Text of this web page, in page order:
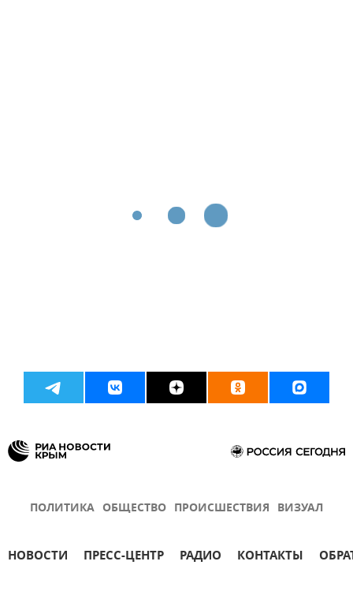
ПОЛИТИКА ОБЩЕСТВО ПРОИСШЕСТВИЯ ВИЗУАЛ
НОВОСТИ ПРЕСС-ЦЕНТР РАДИО КОНТАКТЫ